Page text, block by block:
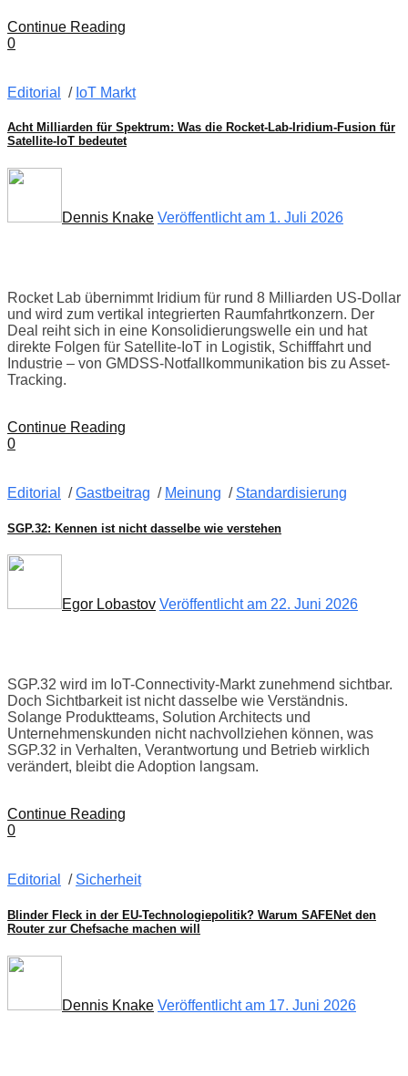
Continue Reading
0
Editorial / IoT Markt
Acht Milliarden für Spektrum: Was die Rocket-Lab-Iridium-Fusion für
Satellite-IoT bedeutet
Dennis Knake Veröffentlicht am 1. Juli 2026
Rocket Lab übernimmt Iridium für rund 8 Milliarden US-Dollar
und wird zum vertikal integrierten Raumfahrtkonzern. Der
Deal reiht sich in eine Konsolidierungswelle ein und hat
direkte Folgen für Satellite-IoT in Logistik, Schifffahrt und
Industrie – von GMDSS-Notfallkommunikation bis zu Asset-
Tracking.
Continue Reading
0
Editorial /Gastbeitrag / Meinung / Standardisierung
SGP.32: Kennen ist nicht dasselbe wie verstehen
Egor Lobastov Veröffentlicht am 22. Juni 2026
SGP.32 wird im IoT-Connectivity-Markt zunehmend sichtbar.
Doch Sichtbarkeit ist nicht dasselbe wie Verständnis.
Solange Produktteams, Solution Architects und
Unternehmenskunden nicht nachvollziehen können, was
SGP.32 in Verhalten, Verantwortung und Betrieb wirklich
verändert, bleibt die Adoption langsam.
Continue Reading
0
Editorial / Sicherheit
Blinder Fleck in der EU-Technologiepolitik? Warum SAFENet den
Router zur Chefsache machen will
Dennis Knake Veröffentlicht am 17. Juni 2026